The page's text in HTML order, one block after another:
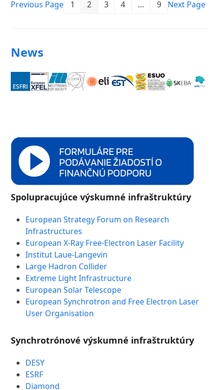
Previous Page
1 2 3 4 … 9 Next Page
News
Spolupracujúce výskumné infraštruktúry
European Strategy Forum on Research
Infrastructures
European X-Ray Free-Electron Laser Facility
Institut Laue-Langevin
Large Hadron Collider
Extreme Light Infrastructure
European Solar Telescope
European Synchrotron and Free Electron Laser
User Organisation
Synchrotrónové výskumné infraštruktúry
DESY
ESRF
Diamond